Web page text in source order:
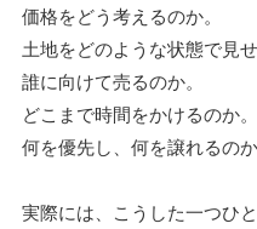
価格をどう考えるのか。
土地をどのような状態で見せ
誰に向けて売るのか。
どこまで時間をかけるのか。
何を優先し、何を譲れるのか
実際には、こうした一つひ